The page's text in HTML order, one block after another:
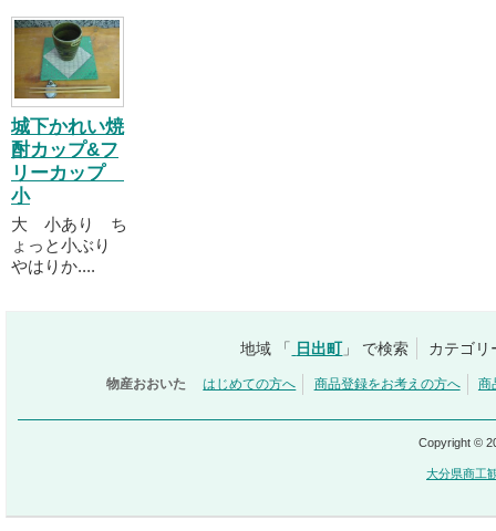
城下かれい焼
酎カップ&フ
リーカップ
小
大 小あり ち
ょっと小ぶり
やはりか....
地域 「 日出町」 で検索 カテゴリ
物産おおいた はじめての方へ 商品登録をお考えの方へ 商
Copyright ©
大分県商工